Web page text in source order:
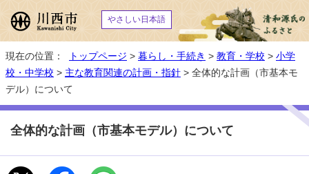
やさしい日本語
現在の位置： トップページ > 暮らし・手続き > 教育・学校 > 小学
校・中学校 > 主な教育関連の計画・指針 > 全体的な計画（市基本モ
デル）について
全体的な計画（市基本モデル）について